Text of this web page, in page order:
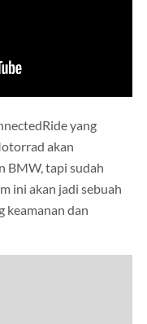
yang
akan
BMW, tapi sudah
ini akan jadi sebuah
keamanan dan